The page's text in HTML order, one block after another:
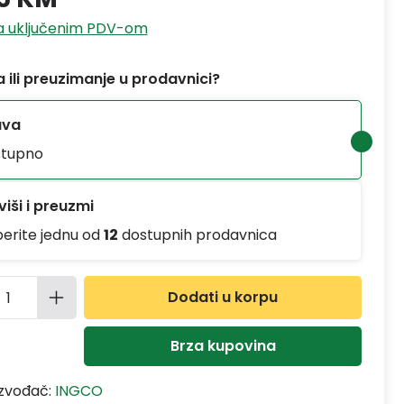
uključenim PDV-om
ili preuzimanje u prodavnici?
i preuzmi
jednu od12 dostupnih prodavnica
proizvoda: Unesite željenu
Dodati u korpu
Brza kupovina
INGCO